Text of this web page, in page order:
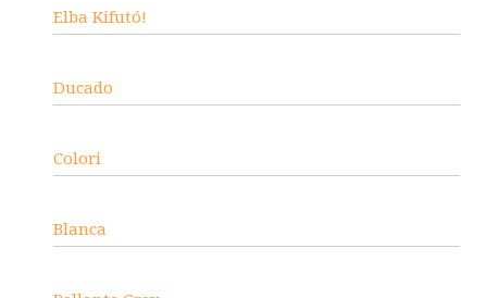
Elba Kifutó!
Ducado
Colori
Blanca